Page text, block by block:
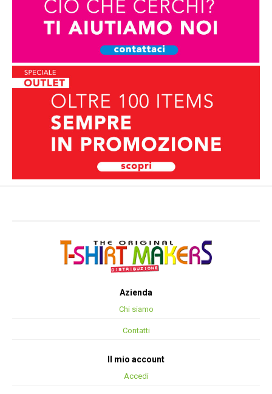
Azienda
Chi siamo
Contatti
Il mio account
Accedi